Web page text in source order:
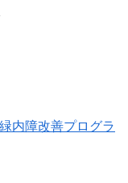
内障改善プログラ